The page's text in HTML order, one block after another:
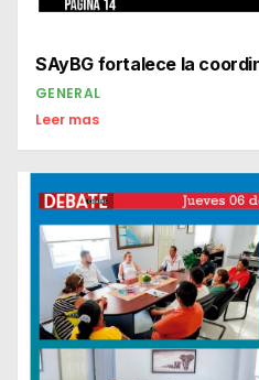
SAyBG fortalece la
GENERAL
Leer mas